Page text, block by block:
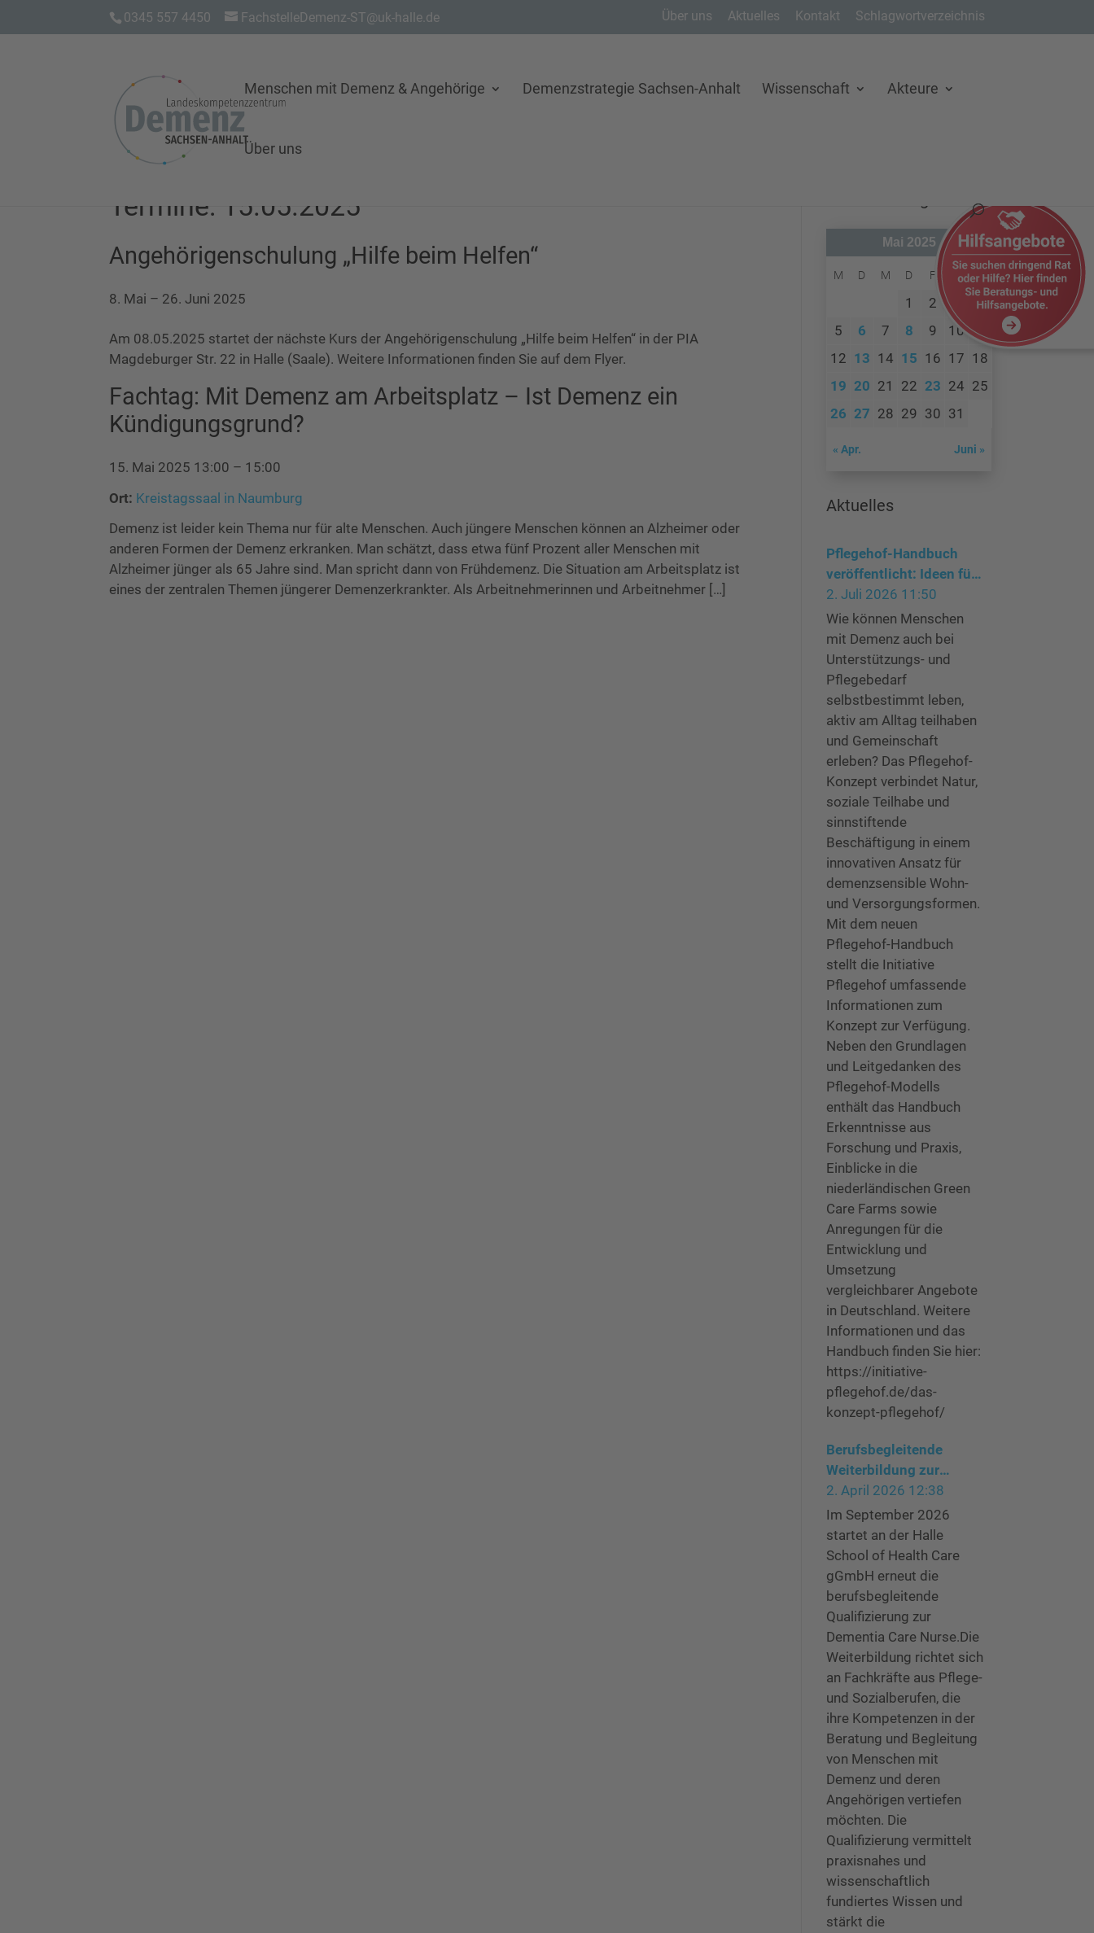
0345 557 4450 FachstelleDemenz-ST@uk-halle.de Über uns Aktuelles Kontakt Schlagwortverzeichnis
Menschen mit Demenz & Angehörige Demenzstrategie Sachsen-Anhalt Wissenschaft Akteure
Über uns
Termine: 15.05.2025
Angehörigenschulung „Hilfe beim Helfen“
8. Mai – 26. Juni 2025
Am 08.05.2025 startet der nächste Kurs der Angehörigenschulung „Hilfe beim Helfen“ in der PIA
Magdeburger Str. 22 in Halle (Saale). Weitere Informationen finden Sie auf dem Flyer.
Fachtag: Mit Demenz am Arbeitsplatz – Ist Demenz ein
Kündigungsgrund?
15. Mai 2025 13:00 – 15:00
Ort: Kreistagssaal in Naumburg
Demenz ist leider kein Thema nur für alte Menschen. Auch jüngere Menschen können an Alzheimer oder
anderen Formen der Demenz erkranken. Man schätzt, dass etwa fünf Prozent aller Menschen mit
Alzheimer jünger als 65 Jahre sind. Man spricht dann von Frühdemenz. Die Situation am Arbeitsplatz ist
eines der zentralen Themen jüngerer Demenzerkrankter. Als Arbeitnehmerinnen und Arbeitnehmer […]
Mai 2025
M D M D F S S
1 2
4
5
6 7 8 9 10 11
12 13 14 15 16 17 18
19 20 21 22 23 24 25
26 27 28 29 30 31
« Apr. Juni »
Aktuelles
Pflegehof-Handbuch
veröffentlicht: Ideen für
ein Leben mit Demenz in
Gemeinschaft und Natur
2. Juli 2026 11:50
Wie können Menschen
mit Demenz auch bei
Unterstützungs- und
Pflegebedarf
selbstbestimmt leben,
aktiv am Alltag teilhaben
und Gemeinschaft
erleben? Das Pflegehof-
Konzept verbindet Natur,
soziale Teilhabe und
sinnstiftende
Beschäftigung in einem
innovativen Ansatz für
demenzsensible Wohn-
und Versorgungsformen.
Mit dem neuen
Pflegehof-Handbuch
stellt die Initiative
Pflegehof umfassende
Informationen zum
Konzept zur Verfügung.
Neben den Grundlagen
und Leitgedanken des
Pflegehof-Modells
enthält das Handbuch
Erkenntnisse aus
Forschung und Praxis,
Einblicke in die
niederländischen Green
Care Farms sowie
Anregungen für die
Entwicklung und
Umsetzung
vergleichbarer Angebote
in Deutschland. Weitere
Informationen und das
Handbuch finden Sie hier:
https://initiative-
pflegehof.de/das-
konzept-pflegehof/
Berufsbegleitende
Weiterbildung zur
Dementia Care Nurse –
Start September 2026
2. April 2026 12:38
Im September 2026
startet an der Halle
School of Health Care
gGmbH erneut die
berufsbegleitende
Qualifizierung zur
Dementia Care Nurse.Die
Weiterbildung richtet sich
an Fachkräfte aus Pflege-
und Sozialberufen, die
ihre Kompetenzen in der
Beratung und Begleitung
von Menschen mit
Demenz und deren
Angehörigen vertiefen
möchten. Die
Qualifizierung vermittelt
praxisnahes und
wissenschaftlich
fundiertes Wissen und
stärkt die